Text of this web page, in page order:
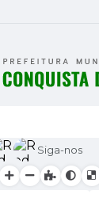
Siga-nos